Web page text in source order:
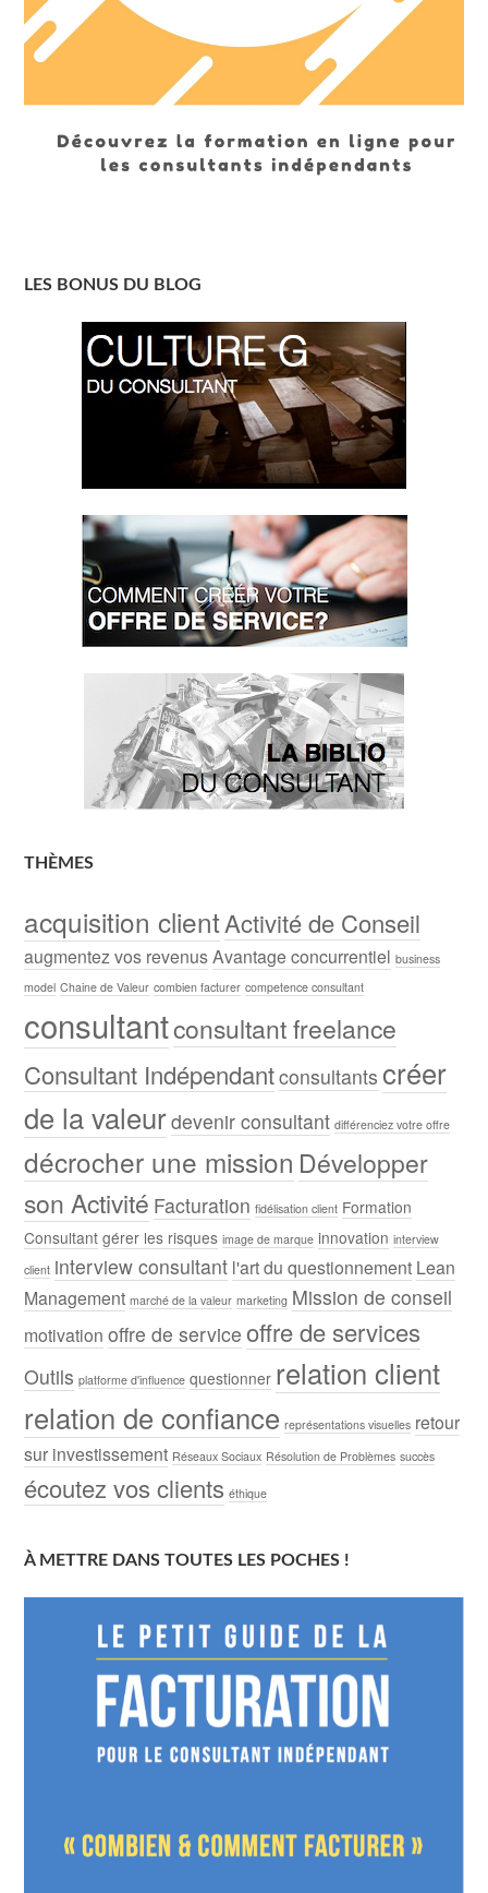
LES BONUS DU BLOG
THÈMES
acquisition clientActivité de Conseil
augmentez vos revenusAvantage concurrentiel business
model Chaine de Valeur combien facturer competence consultant
consultantconsultant freelance
Consultant Indépendantconsultants créer
de la valeurdevenir consultant différenciez votre offre
décrocher une mission Développer
son Activité Facturation fidélisation client Formation
Consultant gérer les risques image de marque innovation interview
client interview consultant l'art du questionnement Lean
Management marché de la valeur marketing Mission de conseil
motivation offre de service offre de services
Outils platforme d'influence questionner relation client
relation de confiance représentations visuelles retour
sur investissement Réseaux Sociaux Résolution de Problèmes succès
écoutez vos clients éthique
À METTRE DANS TOUTES LES POCHES !